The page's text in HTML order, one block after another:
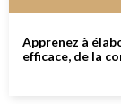
Apprenez à
efficace, de la